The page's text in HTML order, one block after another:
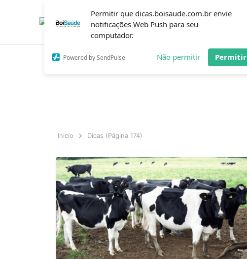
Permitir que dicas.boisaude.com.br envie
notificações Web Push para seu
computador.
Powered by SendPulse Não permitir Permitir
Dicas
Inicío Dicas (Página 174)